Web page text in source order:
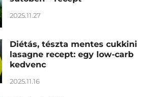
2025.11.27
Diétás, tészta mentes cukkini
lasagne recept: egy low-carb
kedvenc
2025.11.16